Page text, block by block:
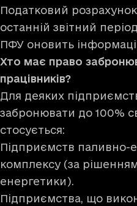
Податковий
останній звітний
ПФУ оновить
Хто має право
працівників?
Для деяких
забронювати до 100%
стосується:
Підприємств паливно-
комплексу (за
енергетики).
Підприємства, що